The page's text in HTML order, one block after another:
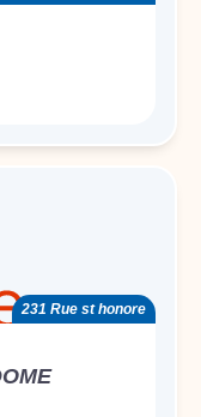
231 Rue st honore